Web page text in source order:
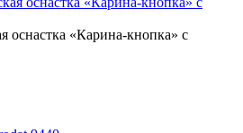
оснастка «Карина-кнопка» с